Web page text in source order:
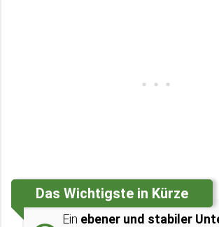
Das Wichtigste in Kürze
Ein ebener und stabiler